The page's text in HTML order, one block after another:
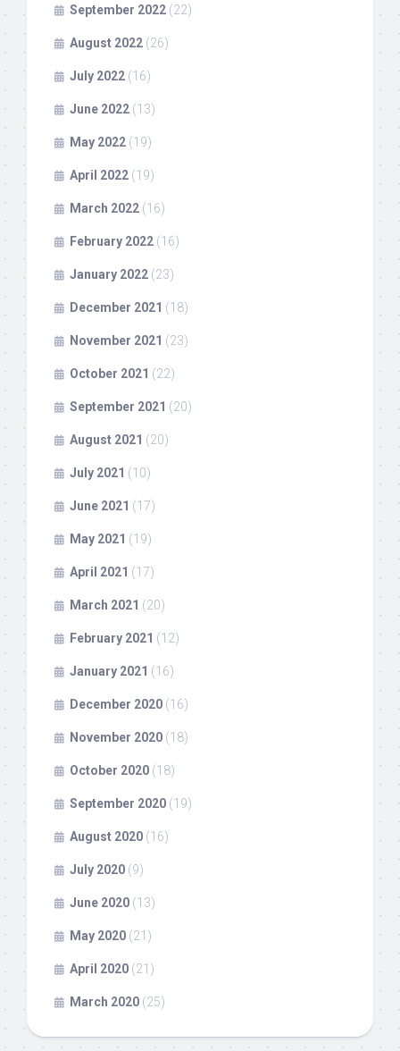
September 2022 (22)
August 2022 (26)
July 2022 (16)
June 2022 (13)
May 2022 (19)
April 2022 (19)
March 2022 (16)
February 2022 (16)
January 2022 (23)
December 2021 (18)
November 2021 (23)
October 2021 (22)
September 2021 (20)
August 2021 (20)
July 2021 (10)
June 2021 (17)
May 2021 (19)
April 2021 (17)
March 2021 (20)
February 2021 (12)
January 2021 (16)
December 2020 (16)
November 2020 (18)
October 2020 (18)
September 2020 (19)
August 2020 (16)
July 2020 (9)
June 2020 (13)
May 2020 (21)
April 2020 (21)
March 2020 (25)